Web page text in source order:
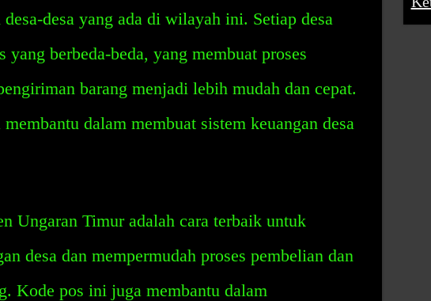
desa yang ada di wilayah ini. Setiap desa
berbeda-beda, yang membuat proses
barang menjadi lebih mudah dan cepat.
dalam membuat sistem keuangan desa
Ungaran Timur adalah cara terbaik untuk
desa dan mempermudah proses pembelian dan
Kode pos ini juga membantu dalam